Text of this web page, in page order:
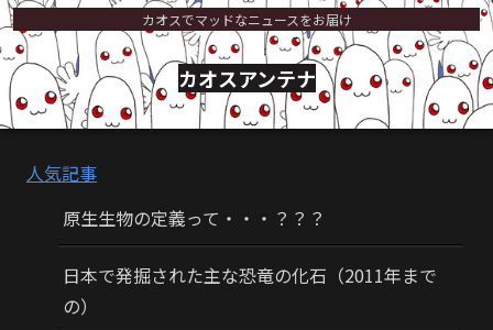
カオスでマッドなニュースをお届け
カオスアンテナ
人気記事
原生生物の定義って・・・？？？
日本で発掘された主な恐竜の化石（2011年まで
の）